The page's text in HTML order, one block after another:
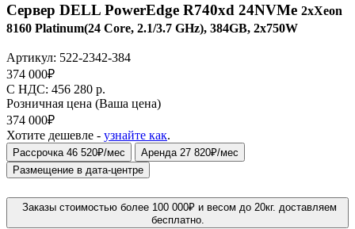
Сервер DELL PowerEdge R740xd 24NVMe 2xXeon
8160 Platinum(24 Core, 2.1/3.7 GHz), 384GB, 2x750W
Артикул: 522-2342-384
374 000₽
C НДС: 456 280 р.
Розничная цена (Ваша цена)
374 000₽
Хотите дешевле - узнайте как.
Рассрочка 46 520₽/мес
Аренда 27 820₽/мес
Размещение в дата-центре
Заказы стоимостью более 100 000₽ и весом до 20кг. доставляем
бесплатно.